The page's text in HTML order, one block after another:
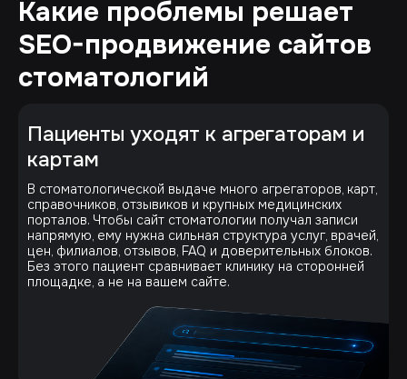
Какие проблемы решает
SEO-продвижение сайтов
стоматологий
Пациенты уходят к агрегаторам и
картам
В стоматологической выдаче много агрегаторов, карт,
справочников, отзывиков и крупных медицинских
порталов. Чтобы сайт стоматологии получал записи
напрямую, ему нужна сильная структура услуг, врачей,
цен, филиалов, отзывов, FAQ и доверительных блоков.
Без этого пациент сравнивает клинику на сторонней
площадке, а не на вашем сайте.